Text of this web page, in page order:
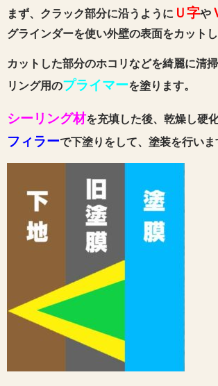
まず、クラック部分に沿うように Ｕ字や
グラインダーを使い外壁の表面をカットし
カットした部分のホコリなどを綺麗に清
リング用のプライマーを塗ります。
シーリング材を充填した後、乾燥し硬化
フィラーで下塗りをして、塗装を行いま